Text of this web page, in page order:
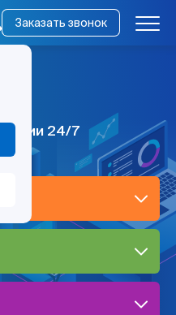
Заказать звонок
24/7